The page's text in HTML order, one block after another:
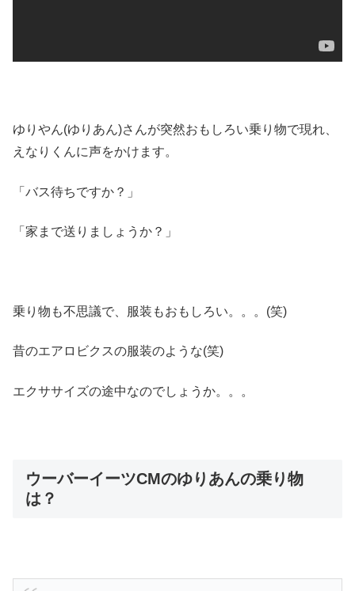
ゆりやん(ゆりあん)さんが突然おもしろい乗り物で現れ、
えなりくんに声をかけます。
「バス待ちですか？」
「家まで送りましょうか？」
乗り物も不思議で、服装もおもしろい。。。(笑)
昔のエアロビクスの服装のような(笑)
エクササイズの途中なのでしょうか。。。
ウーバーイーツCMのゆりあんの乗り物
は？